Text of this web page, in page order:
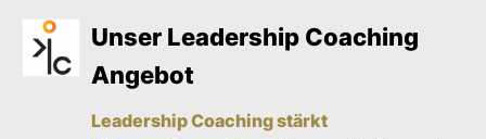
Unser Leadership Coaching
Angebot
Leadership Coaching stärkt